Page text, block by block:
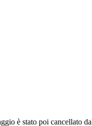
è stato poi cancellato